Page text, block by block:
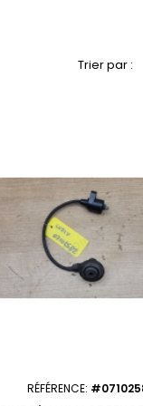
Trier par :
RÉFÉRENCE: